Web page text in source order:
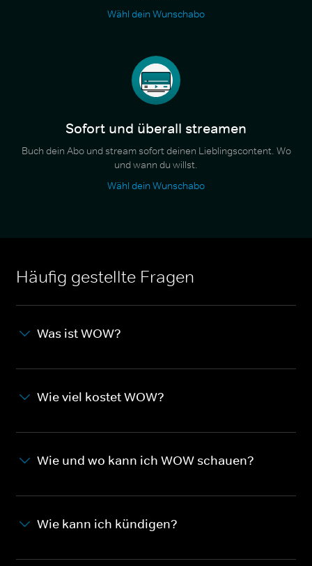
Wähl dein Wunschabo
Sofort und überall streamen
Buch dein Abo und stream sofort deinen Lieblingscontent. Wo
und wann du willst.
Wähl dein Wunschabo
Häufig gestellte Fragen
Was ist WOW?
Wie viel kostet WOW?
Wie und wo kann ich WOW schauen?
Wie kann ich kündigen?